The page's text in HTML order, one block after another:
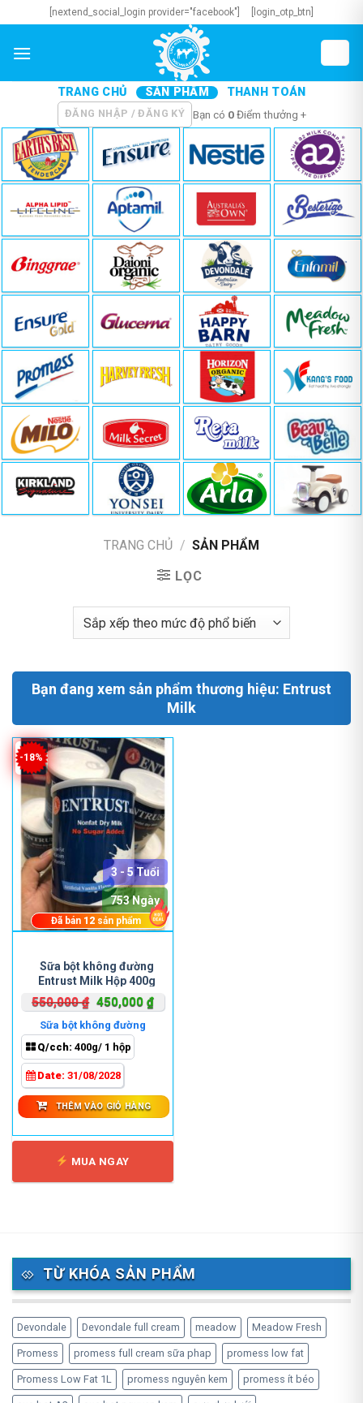
to
content
[nextend_social_login provider="facebook"] [login_otp_btn]
TRANG CHỦ SẢN PHẨM THANH TOÁN
ĐĂNG NHẬP / ĐĂNG KÝ Bạn có 0Điểm thưởng +
TRANG CHỦ / SẢN PHẨM
LỌC
Bạn đang xem sản phẩm thương hiệu: Entrust
Milk
-18%
Sữa bột không đường
Entrust Milk Hộp 400g
550,000₫ Giá
gốc
là:
550,000 ₫.
450,000 ₫Giá
Sữa bột không đường
Q/cch: 400g/ 1 hộp
Date: 31/08/2028
3 - 5 Tuổi
753 Ngày
Đã bán 12sản phẩm
THÊM VÀO GIỎ HÀNG
MUA NGAY
TỪ KHÓA SẢN PHẨM
Devondale Devondale full cream meadow Meadow Fresh
Promess promess full cream sữa phap promess low fat
Promess Low Fat 1L promess nguyên kem promess ít béo